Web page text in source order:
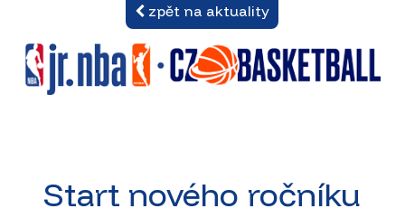
zpět na aktuality
Start nového ročníku